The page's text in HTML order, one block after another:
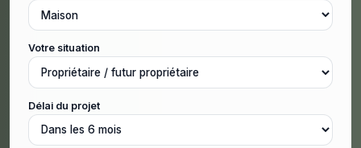
Votre situation
Délai du projet